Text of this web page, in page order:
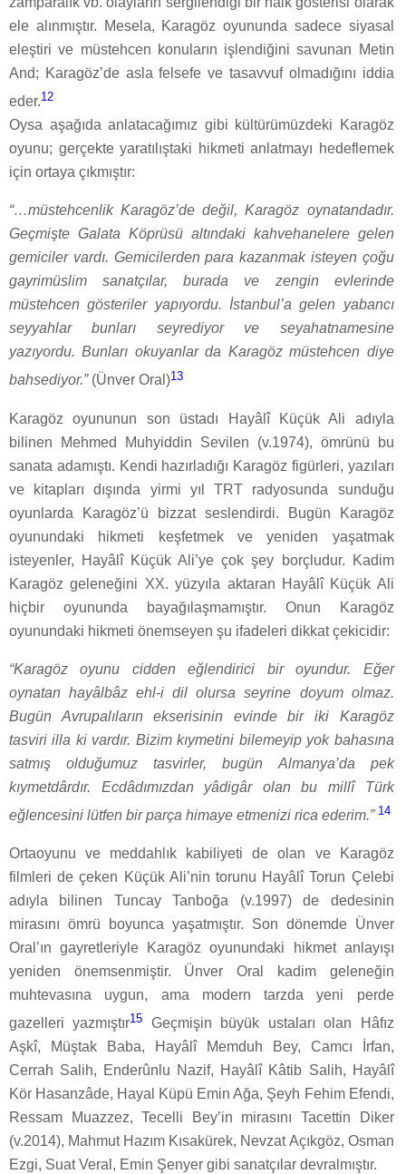
ele alınmıştır. Mesela, Karagöz oyununda sadece siyasal
eleştiri ve müstehcen konuların işlendiğini savunan Metin
And; Karagöz’de asla felsefe ve tasavvuf olmadığını iddia
eder.12
Oysa aşağıda anlatacağımız gibi kültürümüzdeki Karagöz
oyunu; gerçekte yaratılıştaki hikmeti anlatmayı hedeflemek
için ortaya çıkmıştır:
“…müstehcenlik Karagöz’de değil, Karagöz oynatandadır.
Geçmişte Galata Köprüsü altındaki kahvehanelere gelen
gemiciler vardı. Gemicilerden para kazanmak isteyen çoğu
gayrimüslim sanatçılar, burada ve zengin evlerinde
müstehcen gösteriler yapıyordu. İstanbul’a gelen yabancı
seyyahlar bunları seyrediyor ve seyahatnamesine
yazıyordu. Bunları okuyanlar da Karagöz müstehcen diye
bahsediyor.”(Ünver Oral)13
Karagöz oyununun son üstadı Hayâlî Küçük Ali adıyla
bilinen Mehmed Muhyiddin Sevilen (v.1974), ömrünü bu
sanata adamıştı. Kendi hazırladığı Karagöz figürleri, yazıları
ve kitapları dışında yirmi yıl TRT radyosunda sunduğu
oyunlarda Karagöz’ü bizzat seslendirdi. Bugün Karagöz
oyunundaki hikmeti keşfetmek ve yeniden yaşatmak
isteyenler, Hayâlî Küçük Ali’ye çok şey borçludur. Kadim
Karagöz geleneğini XX. yüzyıla aktaran Hayâlî Küçük Ali
hiçbir oyununda bayağılaşmamıştır. Onun Karagöz
oyunundaki hikmeti önemseyen şu ifadeleri dikkat çekicidir:
“Karagöz oyunu cidden eğlendirici bir oyundur. Eğer
oynatan hayâlbâz ehl-i dil olursa seyrine doyum olmaz.
Bugün Avrupalıların ekserisinin evinde bir iki Karagöz
tasviri illa ki vardır. Bizim kıymetini bilemeyip yok bahasına
satmış olduğumuz tasvirler, bugün Almanya’da pek
kıymetdârdır. Ecdâdımızdan yâdigâr olan bu millî Türk
eğlencesini lütfen bir parça himaye etmenizi rica ederim.” 14
Ortaoyunu ve meddahlık kabiliyeti de olan ve Karagöz
filmleri de çeken Küçük Ali’nin torunu Hayâlî Torun Çelebi
adıyla bilinen Tuncay Tanboğa (v.1997) de dedesinin
mirasını ömrü boyunca yaşatmıştır. Son dönemde Ünver
Oral’ın gayretleriyle Karagöz oyunundaki hikmet anlayışı
yeniden önemsenmiştir. Ünver Oral kadim geleneğin
muhtevasına uygun, ama modern tarzda yeni perde
gazelleri yazmıştır15 Geçmişin büyük ustaları olan Hâfız
Aşkî, Müştak Baba, Hayâlî Memduh Bey, Camcı İrfan,
Cerrah Salih, Enderûnlu Nazif, Hayâlî Kâtib Salih, Hayâlî
Kör Hasanzâde, Hayal Küpü Emin Ağa, Şeyh Fehim Efendi,
Ressam Muazzez, Tecelli Bey’in mirasını Tacettin Diker
(v.2014), Mahmut Hazım Kısakürek, Nevzat Açıkgöz, Osman
Ezgi, Suat Veral, Emin Şenyer gibi sanatçılar devralmıştır.